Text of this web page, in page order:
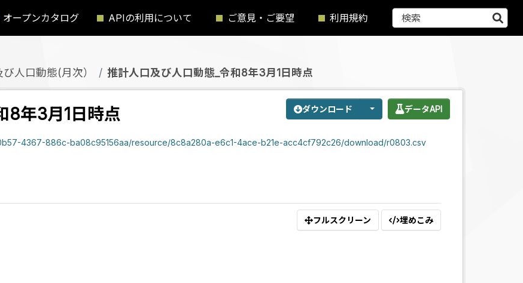
オープンカタログ APIの利用について ご意見・ご要望 利用規約
人口動態(月次） 推計人口及び人口動態_令和8年3月1日時点
ダウンロード データAPI
8年3月1日時点
4367-886c-ba08c95156aa/resource/8c8a280a-e6c1-4ace-b21e-acc4cf792c26/download/r0803.csv
フルスクリーン 埋めこみ